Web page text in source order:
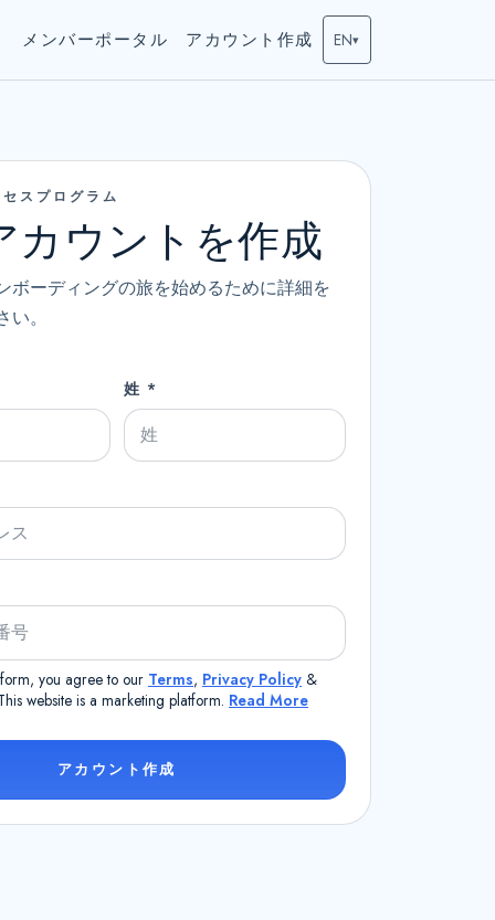
メンバーポータル アカウント作成 EN▾
スプログラム
カウントを作成
ボーディングの旅を始めるために詳細を
。
姓 *
you agree to our Terms, Privacy Policy &
website is a marketing platform. Read More
アカウント作成